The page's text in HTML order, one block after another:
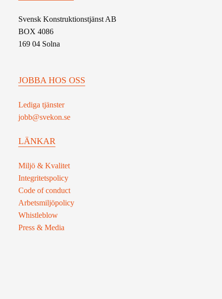
Svensk Konstruktionstjänst AB
BOX 4086
169 04 Solna
JOBBA HOS OSS
Lediga tjänster
jobb@svekon.se
LÄNKAR
Miljö & Kvalitet
Integritetspolicy
Code of conduct
Arbetsmiljöpolicy
Whistleblow
Press & Media